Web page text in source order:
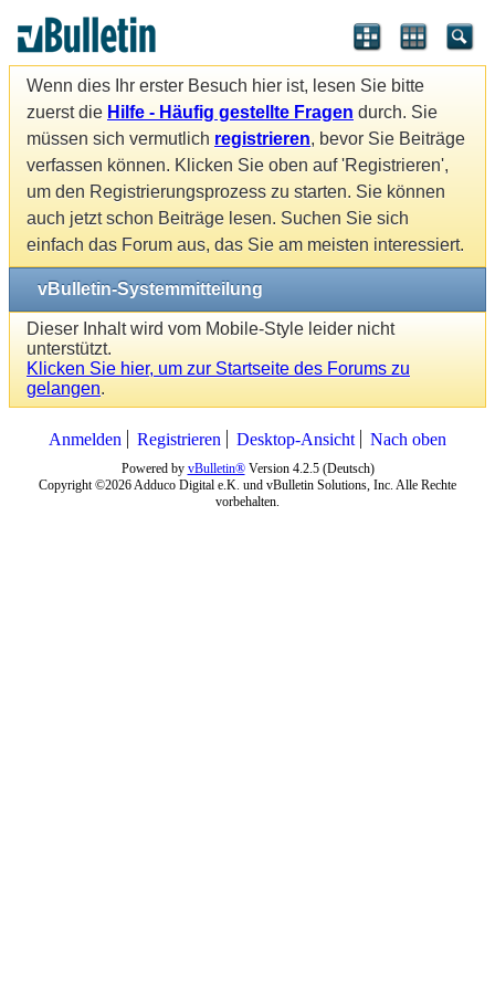
Wenn dies Ihr erster Besuch hier ist, lesen Sie bitte
zuerst die Hilfe - Häufig gestellte Fragen durch. Sie
müssen sich vermutlich registrieren, bevor Sie Beiträge
verfassen können. Klicken Sie oben auf 'Registrieren',
um den Registrierungsprozess zu starten. Sie können
auch jetzt schon Beiträge lesen. Suchen Sie sich
einfach das Forum aus, das Sie am meisten interessiert.
vBulletin-Systemmitteilung
Dieser Inhalt wird vom Mobile-Style leider nicht
unterstützt.
Klicken Sie hier, um zur Startseite des Forums zu
gelangen.
Anmelden Registrieren Desktop-Ansicht Nach oben
Powered by vBulletin®Version 4.2.5 (Deutsch)
Copyright ©2026 Adduco Digital e.K. und vBulletin Solutions, Inc. Alle Rechte
vorbehalten.